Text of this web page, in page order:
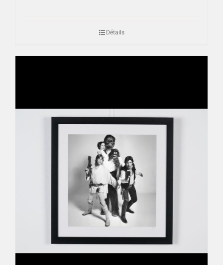
Détails